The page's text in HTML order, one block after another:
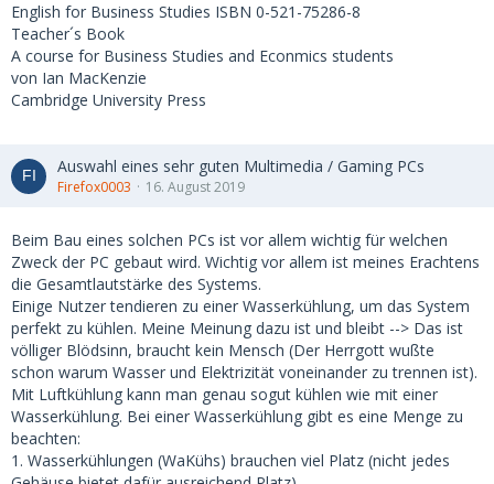
English for Business Studies ISBN 0-521-75286-8
Teacher´s Book
A course for Business Studies and Econmics students
von Ian MacKenzie
Cambridge University Press
Auswahl eines sehr guten Multimedia / Gaming PCs
Firefox0003 16. August 2019
Beim Bau eines solchen PCs ist vor allem wichtig für welchen
Zweck der PC gebaut wird. Wichtig vor allem ist meines Erachtens
die Gesamtlautstärke des Systems.
Einige Nutzer tendieren zu einer Wasserkühlung, um das System
perfekt zu kühlen. Meine Meinung dazu ist und bleibt --> Das ist
völliger Blödsinn, braucht kein Mensch (Der Herrgott wußte
schon warum Wasser und Elektrizität voneinander zu trennen ist).
Mit Luftkühlung kann man genau sogut kühlen wie mit einer
Wasserkühlung. Bei einer Wasserkühlung gibt es eine Menge zu
beachten:
1. Wasserkühlungen (WaKühs) brauchen viel Platz (nicht jedes